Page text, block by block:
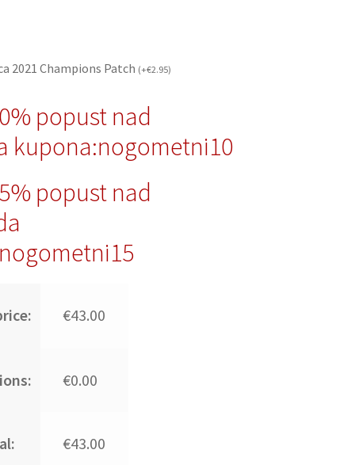
2021 Champions Patch (+€2.95)
popust nad
kupona:nogometni10
popust nad
€43.00
€0.00
€43.00